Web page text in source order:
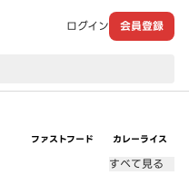
ログイン 会員登録
ファストフード カレーライス
すべて見る